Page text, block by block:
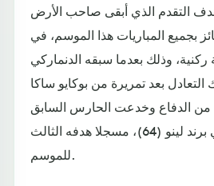
التقدم الذي أبقى صاحب الأرض
بجميع المباريات هذا الموسم، في
إثر ركلة ركنية، وذلك بعدما سبقه الدنماركي
التعادل بعد تمريرة من بوكايو ساكا
من الدفاع وخدعت الحارس السابق
للمدفعجية الألماني برند لينو (64)، مسجلا هدفه الثالث
للموسم.